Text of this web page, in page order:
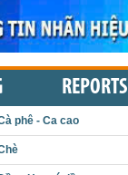
REPORTS
phê - Ca cao